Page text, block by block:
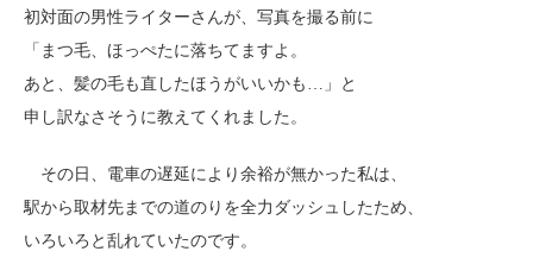
初対面の男性ライターさんが、写真を撮る前に
「まつ毛、ほっぺたに落ちてますよ。
あと、髪の毛も直したほうがいいかも…」と
申し訳なさそうに教えてくれました。
その日、電車の遅延により余裕が無かった私は、
駅から取材先までの道のりを全力ダッシュしたため、
いろいろと乱れていたのです。